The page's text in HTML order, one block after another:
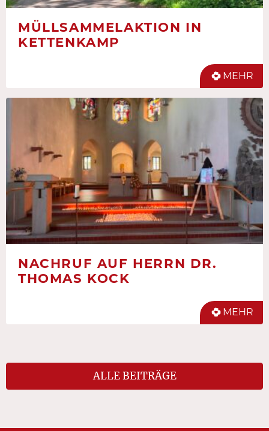
MÜLLSAMMELAKTION IN
KETTENKAMP
MEHR
NACHRUF AUF HERRN DR.
THOMAS KOCK
MEHR
ALLE BEITRÄGE